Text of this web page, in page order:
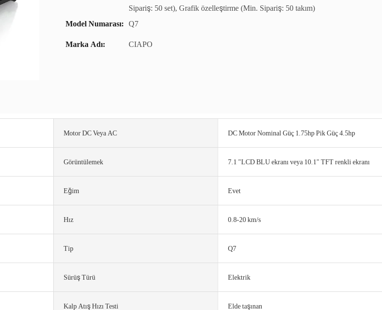
Sipariş: 50 set), Grafik özelleştirme (Min. Sipariş: 50 takım)
Model Numarası: Q7
Marka Adı: CIAPO
Motor DC Veya AC DC Motor Nominal Güç 1.75hp Pik Güç 4.5hp
Görüntülemek 7.1 "LCD BLU ekranı veya 10.1" TFT renkli ekranı
Eğim Evet
Hız 0.8-20 km/s
Tip Q7
Sürüş Türü Elektrik
Kalp Atış Hızı Testi Elde taşınan